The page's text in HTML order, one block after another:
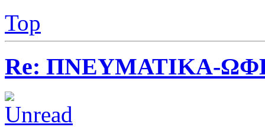
Top
Re: ΠΝΕΥΜΑΤΙΚΑ-